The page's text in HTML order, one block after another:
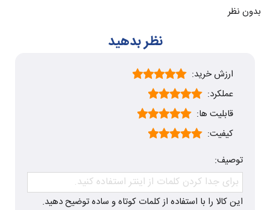
بدون نظر
نظر بدهید
ارزش خرید:
عملکرد:
قابلیت ها:
کیفیت:
توصیف:
این کالا را با استفاده از کلمات کوتاه و ساده توضیح دهید.